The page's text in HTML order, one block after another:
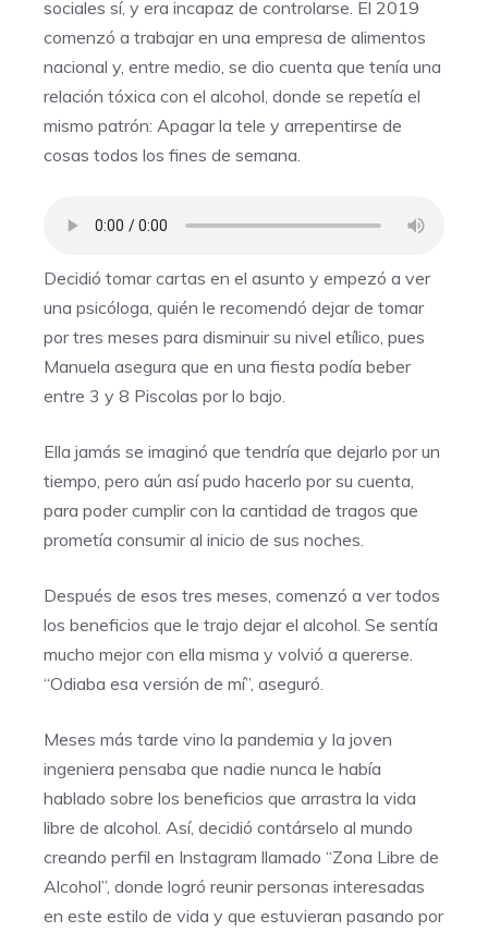
sociales sí, y era incapaz de controlarse. El 2019
comenzó a trabajar en una empresa de alimentos
nacional y, entre medio, se dio cuenta que tenía una
relación tóxica con el alcohol, donde se repetía el
mismo patrón: Apagar la tele y arrepentirse de
cosas todos los fines de semana.
Decidió tomar cartas en el asunto y empezó a ver
una psicóloga, quién le recomendó dejar de tomar
por tres meses para disminuir su nivel etílico, pues
Manuela asegura que en una fiesta podía beber
entre 3 y 8 Piscolas por lo bajo.
Ella jamás se imaginó que tendría que dejarlo por un
tiempo, pero aún así pudo hacerlo por su cuenta,
para poder cumplir con la cantidad de tragos que
prometía consumir al inicio de sus noches.
Después de esos tres meses, comenzó a ver todos
los beneficios que le trajo dejar el alcohol. Se sentía
mucho mejor con ella misma y volvió a quererse.
“Odiaba esa versión de mí”, aseguró.
Meses más tarde vino la pandemia y la joven
ingeniera pensaba que nadie nunca le había
hablado sobre los beneficios que arrastra la vida
libre de alcohol. Así, decidió contárselo al mundo
creando perfil en Instagram llamado “Zona Libre de
Alcohol”, donde logró reunir personas interesadas
en este estilo de vida y que estuvieran pasando por